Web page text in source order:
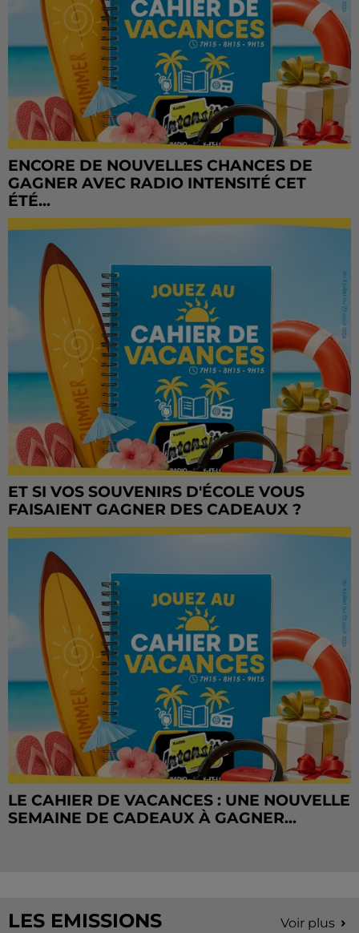
ENCORE DE NOUVELLES CHANCES DE
GAGNER AVEC RADIO INTENSITÉ CET
ÉTÉ...
ET SI VOS SOUVENIRS D'ÉCOLE VOUS
FAISAIENT GAGNER DES CADEAUX ?
LE CAHIER DE VACANCES : UNE NOUVELLE
SEMAINE DE CADEAUX À GAGNER...
LES EMISSIONS Voir plus